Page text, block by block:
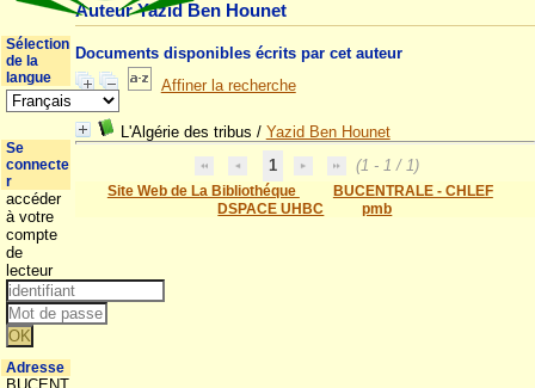
Auteur Yazid Ben Hounet
Documents disponibles écrits par cet auteur
Affiner la recherche
L'Algérie des tribus / Yazid Ben Hounet
1
(1 - 1 / 1)
Site Web de La Bibliothéque
BUCENTRALE - CHLEF
DSPACE UHBC
pmb
Sélection
de la
langue
Se
connecte
r
accéder
à votre
compte
de
lecteur
Adresse